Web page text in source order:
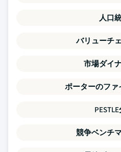
人口
バリューチ
市場ダイ
ポーターのファ
競争ベンチ